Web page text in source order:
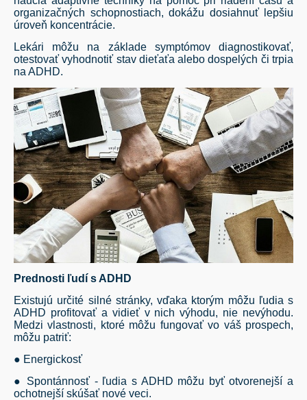
organizačných schopnostiach, dokážu dosiahnuť lepšiu
úroveň koncentrácie.
Lekári môžu na základe symptómov diagnostikovať,
otestovať vyhodnotiť stav dieťaťa alebo dospelých či trpia
na ADHD.
Prednosti ľudí s ADHD
Existujú určité silné stránky, vďaka ktorým môžu ľudia s
ADHD profitovať a vidieť v nich výhodu, nie nevýhodu.
Medzi vlastnosti, ktoré môžu fungovať vo váš prospech,
môžu patriť:
● Energickosť
● Spontánnosť - ľudia s ADHD môžu byť otvorenejší a
ochotnejší skúšať nové veci.